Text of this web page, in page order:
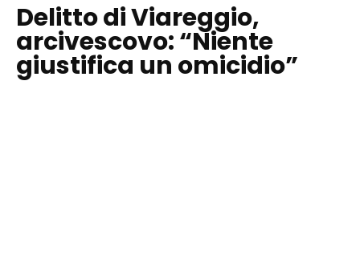
Delitto di Viareggio,
arcivescovo: “Niente
giustifica un omicidio”